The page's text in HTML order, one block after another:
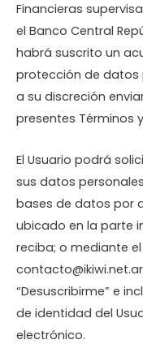
Financieras
el Banco Central
habrá suscrito un
protección de datos
a su discreción
presentes Términos
El Usuario podrá
sus datos
bases de datos por
ubicado en la parte
reciba; o mediante
“Desuscribirme” e
de identidad del
electrónico.